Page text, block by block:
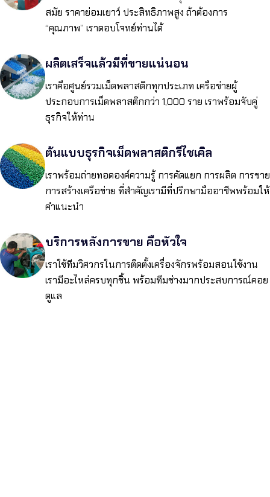
สมัย ราคาย่อมเยาว์ ประสิทธิภาพสูง ถ้าต้องการ
“คุณภาพ” เราตอบโจทย์ท่านได้
ผลิตเสร็จแล้วมีที่ขายแน่นอน
เราคือศูนย์รวมเม็ดพลาสติกทุกประเภท เครือข่ายผู้
ประกอบการเม็ดพลาสติกกว่า 1,000 ราย เราพร้อมจับคู่
ธุรกิจให้ท่าน
ต้นแบบธุรกิจเม็ดพลาสติกรีไซเคิล
เราพร้อมถ่ายทอดองค์ความรู้ การคัดแยก การผลิต การขาย
การสร้างเครือข่าย ที่สำคัญเรามีที่ปรึกษามืออาชีพพร้อมให้
คำแนะนำ
บริการหลังการขาย คือหัวใจ
เราใช้ทีมวิศวกรในการติดตั้งเครื่องจักรพร้อมสอนใช้งาน
เรามีอะไหล่ครบทุกชิ้น พร้อมทีมช่างมากประสบการณ์คอย
ดูแล